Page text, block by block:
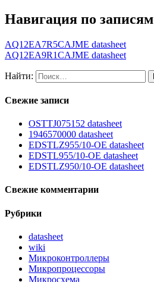
Навигация по записям
AQ12EA7R5CAJME datasheet
AQ12EA9R1CAJME datasheet
Найти:
Свежие записи
OSTTJ075152 datasheet
1946570000 datasheet
EDSTLZ955/10-OE datasheet
EDSTL955/10-OE datasheet
EDSTLZ950/10-OE datasheet
Свежие комментарии
Рубрики
datasheet
wiki
Микроконтроллеры
Микропроцессоры
Микросхема